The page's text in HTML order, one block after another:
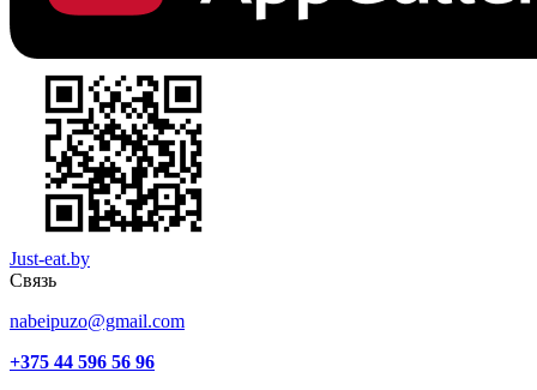
Just-eat.by
Связь
nabeipuzo@gmail.com
+375 44 596 56 96